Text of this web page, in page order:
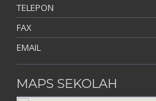
TELEPON
FAX
EMAIL
MAPS SEKOLAH